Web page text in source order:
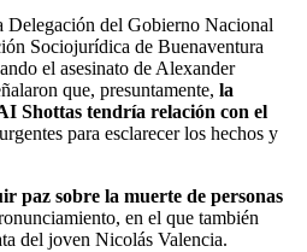
Delegación del Gobierno Nacional
Sociojurídica de Buenaventura
el asesinato de Alexander
que, presuntamente, la
Shottas tendría relación con el
para esclarecer los hechos y
paz sobre la muerte de personas
en el que también
del joven Nicolás Valencia.